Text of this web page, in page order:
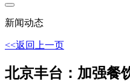
新闻动态
<<返回上一页
北京丰台：加强餐